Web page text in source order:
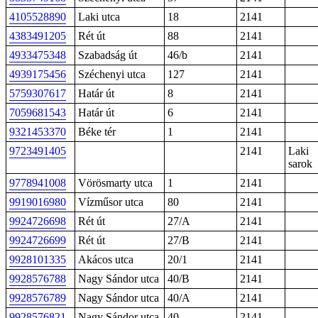
4105528890
Laki utca 18
2141
4383491205
Rét út 88
2141
4933475348
Szabadság út 46/b
2141
4939175456
Széchenyi utca 127
2141
5759307617
Határ út 8
2141
7059681543
Határ út 6
2141
9321453370
Béke tér 1
2141
9723491405
2141
Laki
sarok
9778941008
Vörösmarty utca 1
2141
9919016980
Vízműsor utca 80
2141
9924726698
Rét út 27/A
2141
9924726699
Rét út 27/B
2141
9928101335
Akácos utca 20/1
2141
9928576788
Nagy Sándor utca 40/B
2141
9928576789
Nagy Sándor utca 40/A
2141